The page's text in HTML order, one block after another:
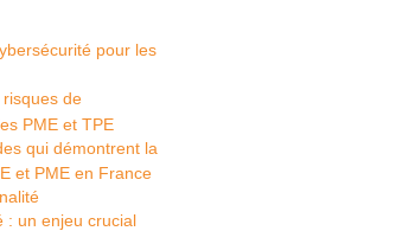
pour les
de
PME et TPE
qui démontrent la
et PME en France
: un enjeu crucial